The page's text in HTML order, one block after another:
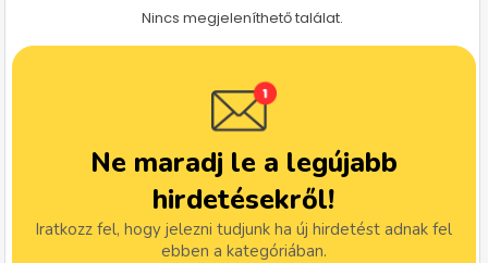
Nincs megjeleníthető találat.
Ne maradj le a legújabb
hirdetésekről!
Iratkozz fel, hogy jelezni tudjunk ha új hirdetést adnak fel
ebben a kategóriában.